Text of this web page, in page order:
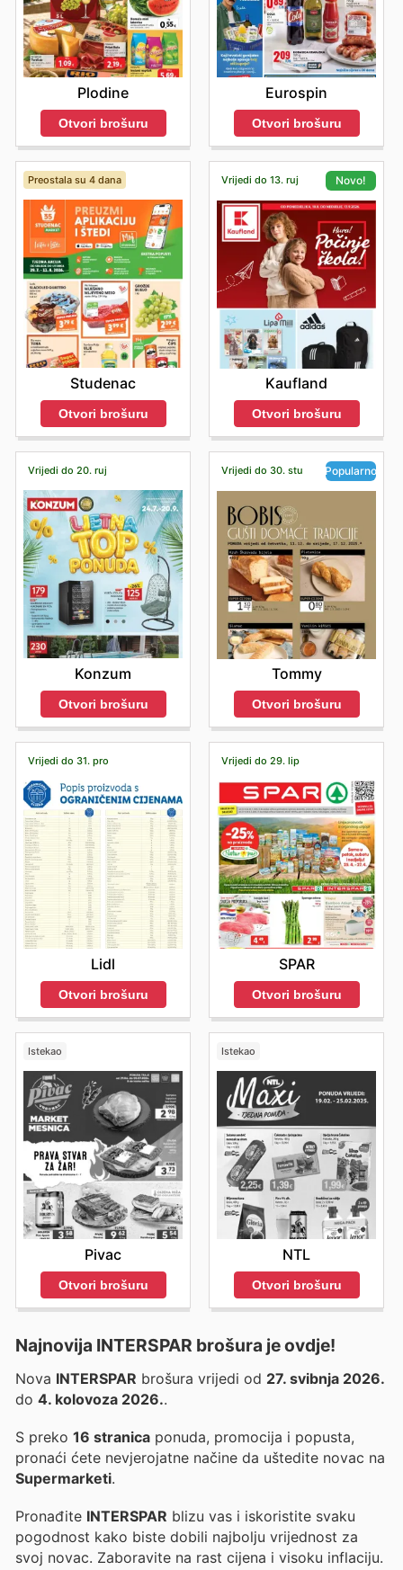
Plodine
Otvori brošuru
Eurospin
Otvori brošuru
Preostala su 4 dana
Studenac
Otvori brošuru
Vrijedi do 13. ruj Novo!
Kaufland
Otvori brošuru
Vrijedi do 20. ruj
Konzum
Otvori brošuru
Vrijedi do 30. stu Popularno
Tommy
Otvori brošuru
Vrijedi do 31. pro
Lidl
Otvori brošuru
Vrijedi do 29. lip
SPAR
Otvori brošuru
Istekao
Pivac
Otvori brošuru
Istekao
NTL
Otvori brošuru
Najnovija INTERSPAR brošura je ovdje!
Nova INTERSPAR brošura vrijedi od 27. svibnja 2026.
do 4. kolovoza 2026..
S preko 16 stranica ponuda, promocija i popusta,
pronaći ćete nevjerojatne načine da uštedite novac na
Supermarketi.
Pronađite INTERSPAR blizu vas i iskoristite svaku
pogodnost kako biste dobili najbolju vrijednost za
svoj novac. Zaboravite na rast cijena i visoku inflaciju.